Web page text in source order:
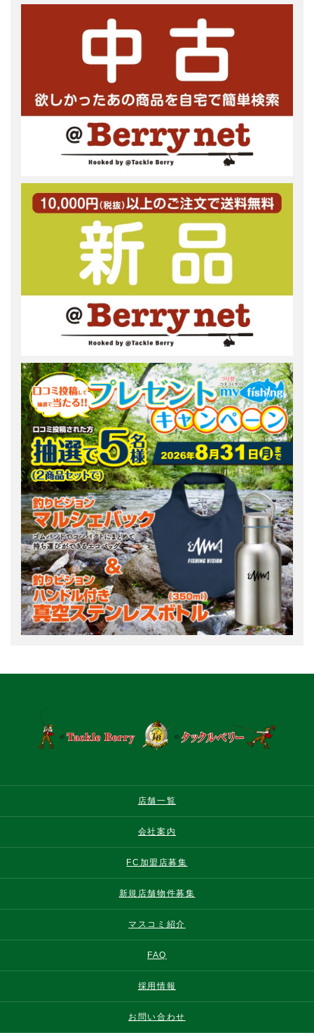
店舗一覧
会社案内
FC加盟店募集
新規店舗物件募集
マスコミ紹介
FAQ
採用情報
お問い合わせ